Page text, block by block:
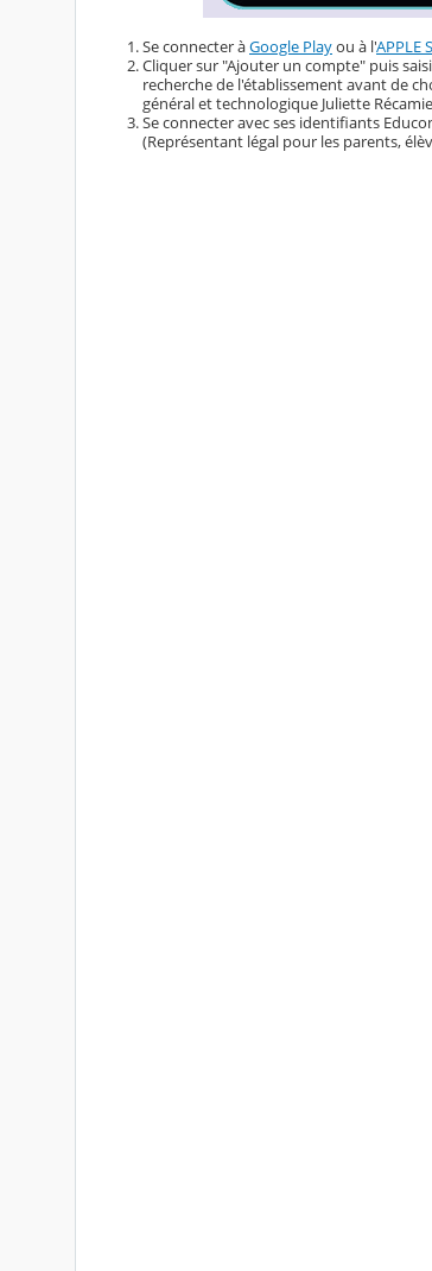
Se connecter àGoogle Playou à l'APPLE
Cliquer sur "Ajouter un compte" puis
recherche de l'établissement avant de
général et technologique Juliette
Se connecter avec ses identifiants
(Représentant légal pour les parents,